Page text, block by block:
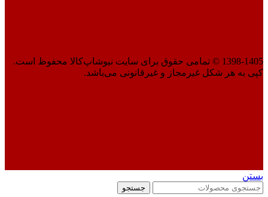
1398-1405 © تمامی حقوق برای سایت نیوشاپ‌کالا محفوظ است.
کپی به هر شکل غیرمجاز و غیرقانونی می‌باشد.
بستن
جستجو